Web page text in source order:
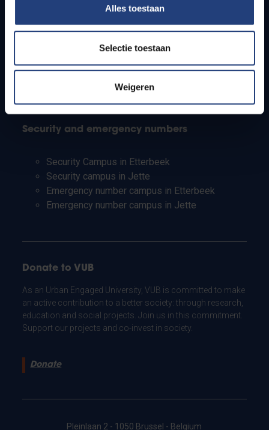
Alles toestaan
Selectie toestaan
Weigeren
Students
PhD students
Teachers and secondary schools
Working students
Security and emergency numbers
Security Campus in Etterbeek
Security campus in Jette
Emergency number campus in Etterbeek
Emergency number campus in Jette
Donate to VUB
As an Urban Engaged University, VUB is committed to make
an active contribution to a better society: through research,
education and social projects. Join us in this commitment.
Support our projects and co-invest in society.
Donate
Pleinlaan 2 - 1050 Brussel - Belgium